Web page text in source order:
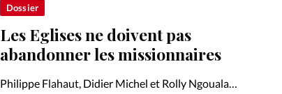
Dossier
Les Eglises ne doivent pas
abandonner les missionnaires
Philippe Flahaut, Didier Michel et Rolly Ngouala